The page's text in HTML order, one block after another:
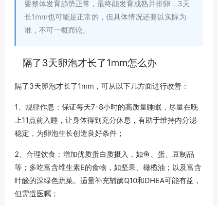
要整体发育趋势正常，最终能发育成熟并排卵，3天
长1mm也可能是正常的，但具体情况还要以实际为
准，不可一概而论。
隔了3天卵泡才长了1mm怎么办
隔了3天卵泡才长了1mm，可从以下几方面进行改善：
1、规律作息：保证每天7-8小时的高质量睡眠，尽量在晚
上11点前入睡，让身体得到充分休息，有助于维持内分泌
稳定，为卵泡生长创造良好条件；
2、合理饮食：增加优质蛋白质摄入，如鱼、蛋、豆制品
等；多吃富含维生素E的食物，如坚果、橄榄油；以及富含
叶酸的深绿色蔬菜。适量补充辅酶Q10和DHEA可能有益，
但需遵医嘱；